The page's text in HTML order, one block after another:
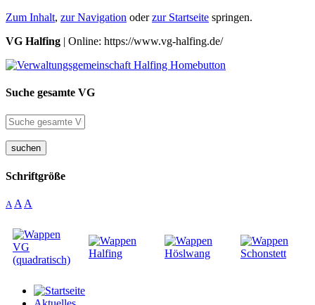
Zum Inhalt, zur Navigation oderzur Startseite springen.
VG Halfing | Online: https://www.vg-halfing.de/
Suche gesamte VG
suchen
Schriftgröße
A A A